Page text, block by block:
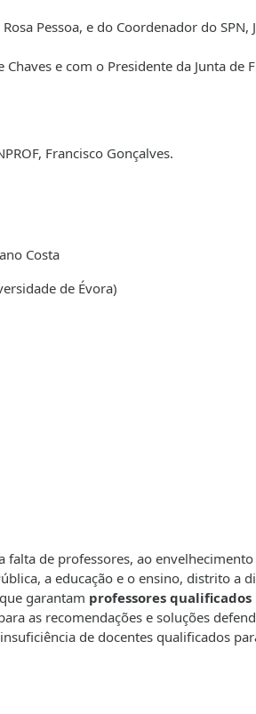
Pessoa, e do Coordenador do SPN,
e com o Presidente da Junta de
Francisco Gonçalves.
Costa
de Évora)
de professores, ao
a educação e o ensino, distrito a
garantam professores qualificados
as recomendações e soluções
de docentes qualificados